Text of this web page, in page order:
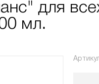
для
мл.